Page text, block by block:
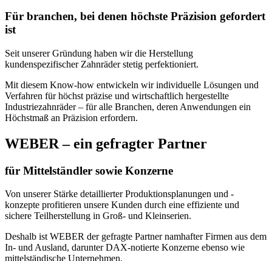
Für branchen, bei denen höchste Präzision gefordert
ist
Seit unserer Gründung haben wir die Herstellung
kundenspezifischer Zahnräder stetig perfektioniert.
Mit diesem Know-how entwickeln wir individuelle Lösungen und
Verfahren für höchst präzise und wirtschaftlich hergestellte
Industriezahnräder – für alle Branchen, deren Anwendungen ein
Höchstmaß an Präzision erfordern.
WEBER – ein gefragter Partner
für Mittelständler sowie Konzerne
Von unserer Stärke detaillierter Produktionsplanungen und -
konzepte profitieren unsere Kunden durch eine effiziente und
sichere Teilherstellung in Groß- und Kleinserien.
Deshalb ist WEBER der gefragte Partner namhafter Firmen aus dem
In- und Ausland, darunter DAX-notierte Konzerne ebenso wie
mittelständische Unternehmen.